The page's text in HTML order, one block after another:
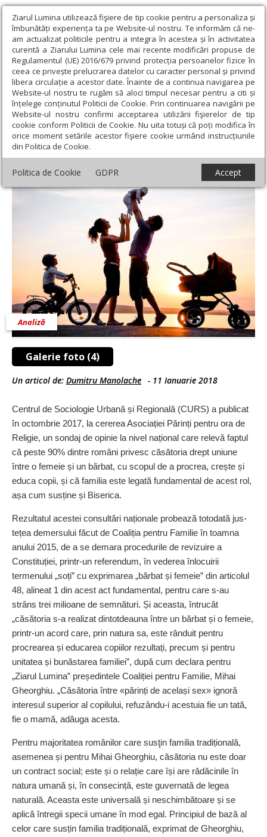
Ziarul Lumina utilizează fişiere de tip cookie pentru a personaliza și
îmbunătăți experiența ta pe Website-ul nostru. Te informăm că ne-
am actualizat politicile pentru a integra în acestea și în activitatea
curentă a Ziarului Lumina cele mai recente modificări propuse de
Regulamentul (UE) 2016/679 privind protecția persoanelor fizice în
ceea ce privește prelucrarea datelor cu caracter personal și privind
libera circulație a acestor date. Înainte de a continua navigarea pe
Website-ul nostru te rugăm să aloci timpul necesar pentru a citi și
înțelege conținutul Politicii de Cookie. Prin continuarea navigării pe
Website-ul nostru confirmi acceptarea utilizării fişierelor de tip
cookie conform Politicii de Cookie. Nu uita totuși că poți modifica în
orice moment setările acestor fişiere cookie urmând instrucțiunile
din Politica de Cookie.
Politica de Cookie GDPR Accept
Ziarul Lumina › Societate › Analiză › Majoritatea românilor
susţin familia tradițională
Majoritatea românilor susţin familia
tradițională
Galerie foto (4)
Analiză
Un articol de: Dumitru Manolache - 11 Ianuarie 2018
Centrul de Sociologie Urbană și Regională (CURS) a publicat
în octombrie 2017, la cererea Asociației Părinți pentru ora de
Religie, un sondaj de opinie la nivel național care relevă faptul
că peste 90% dintre români privesc căsătoria drept uniune
între o femeie și un bărbat, cu scopul de a procrea, crește și
educa copii, și că familia este legată fundamental de acest rol,
așa cum susține și Biserica.
Rezultatul acestei consultări naționale probează totodată jus­
tețea demersului făcut de Coaliția pentru Familie în toamna
anului 2015, de a se demara procedurile de revizuire a
Constituției, printr-un referendum, în vederea înlocuirii
termenului „soți” cu exprimarea „bărbat și femeie” din articolul
48, alineat 1 din acest act fundamental, pentru care s-au
strâns trei milioane de semnături. Și aceasta, întrucât
„căsătoria s-a realizat dintotdeauna între un bărbat și o femeie,
printr-un acord care, prin natura sa, este rânduit pentru
procrearea și educarea copiilor rezultați, precum și pentru
unitatea și bunăstarea familiei”, după cum declara pentru
„Ziarul Lumina” președintele Coaliției pentru Familie, Mihai
Gheorghiu. „Căsătoria între «părinți de același sex» ignoră
interesul superior al copilului, refuzându-i acestuia fie un tată,
fie o mamă, adăuga acesta.
Pentru majoritatea românilor care susţin familia tradițională,
asemenea și pentru Mihai Gheorghiu, căsătoria nu este doar
un contract social; este și o relație care își are rădăcinile în
natura umană și, în consecință, este guvernată de legea
naturală. Aceasta este universală și neschimbătoare și se
aplică întregii specii umane în mod egal. Principiul de bază al
celor care susțin familia tradițională, exprimat de ­Gheorghiu,